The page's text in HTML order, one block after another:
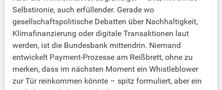
Selbstironie, auch erfüllender. Gerade wo
gesellschaftspolitische Debatten über Nachhaltigkeit,
Klimafinanzierung oder digitale Transaktionen laut
werden, ist die Bundesbank mittendrin. Niemand
entwickelt Payment-Prozesse am Reißbrett, ohne zu
merken, dass im nächsten Moment ein Whistleblower
zur Tür reinkommen könnte – spitz formuliert, aber ein